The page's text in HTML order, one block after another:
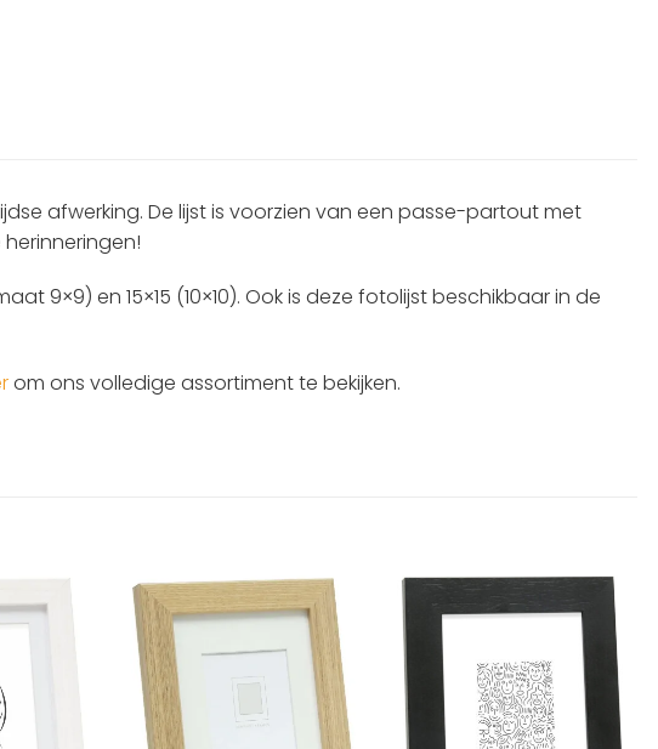
afwerking. De lijst is voorzien van een passe-partout met
9×9) en 15×15 (10×10). Ook is deze fotolijst beschikbaar in de
om ons volledige assortiment te bekijken.